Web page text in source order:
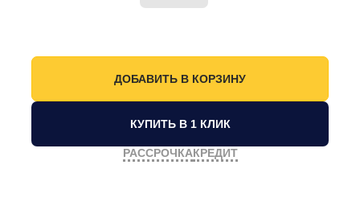
КУПИТЬ В 1 КЛИК
РАССРОЧКАКРЕДИТ